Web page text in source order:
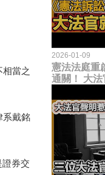
當之
系戴銘
券交
2026-01-09
憲法法庭重
通關！ 大法